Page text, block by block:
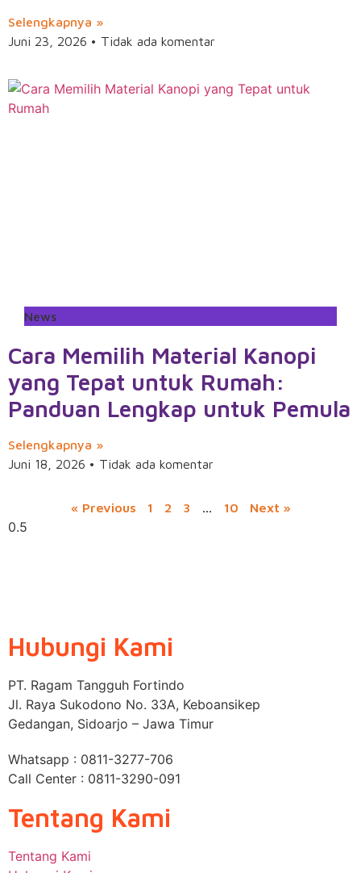
Selengkapnya »
Juni 23, 2026
Tidak ada komentar
News
Cara Memilih Material Kanopi
yang Tepat untuk Rumah:
Panduan Lengkap untuk Pemula
Selengkapnya »
Juni 18, 2026
Tidak ada komentar
« Previous 1 2 3 … 10 Next »
Hubungi Kami
PT. Ragam Tangguh Fortindo
Jl. Raya Sukodono No. 33A, Keboansikep
Gedangan, Sidoarjo – Jawa Timur
Whatsapp : 0811-3277-706
Call Center : 0811-3290-091
Tentang Kami
Tentang Kami